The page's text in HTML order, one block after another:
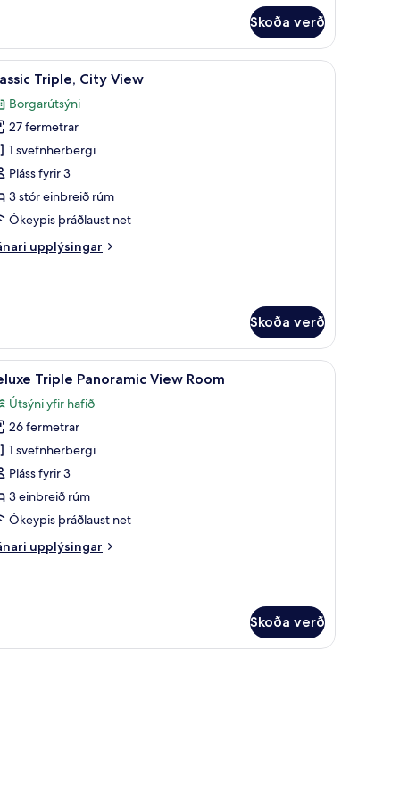
Skoða verð
í herbergi Classic Triple, City View |
5 Triple, City View
Borgarútsýni
27 fermetrar
1 svefnherbergi
Pláss fyrir 3
3 stór einbreið rúm
Ókeypis þráðlaust net
upplýsingar
Skoða verð
sængurfatnaður, öryggishólf í herbergi
Ofnæmisprófaður sængurfatnaður,
4 Triple Panoramic View Room
Útsýni yfir hafið
26 fermetrar
1 svefnherbergi
Pláss fyrir 3
3 einbreið rúm
Ókeypis þráðlaust net
upplýsingar
Skoða verð